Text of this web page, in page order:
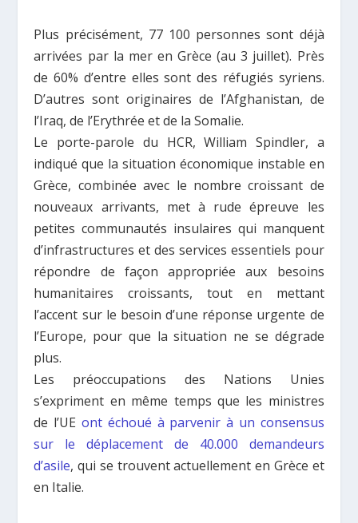
Plus précisément, 77 100 personnes sont déjà
arrivées par la mer en Grèce (au 3 juillet). Près
de 60% d’entre elles sont des réfugiés syriens.
D’autres sont originaires de l’Afghanistan, de
l’Iraq, de l’Erythrée et de la Somalie.
Le porte-parole du HCR, William Spindler, a
indiqué que la situation économique instable en
Grèce, combinée avec le nombre croissant de
nouveaux arrivants, met à rude épreuve les
petites communautés insulaires qui manquent
d’infrastructures et des services essentiels pour
répondre de façon appropriée aux besoins
humanitaires croissants, tout en mettant
l’accent sur le besoin d’une réponse urgente de
l’Europe, pour que la situation ne se dégrade
plus.
Les préoccupations des Nations Unies
s’expriment en même temps que les ministres
de l’UE ont échoué à parvenir à un consensus
sur le déplacement de 40.000 demandeurs
d’asile, qui se trouvent actuellement en Grèce et
en Italie.